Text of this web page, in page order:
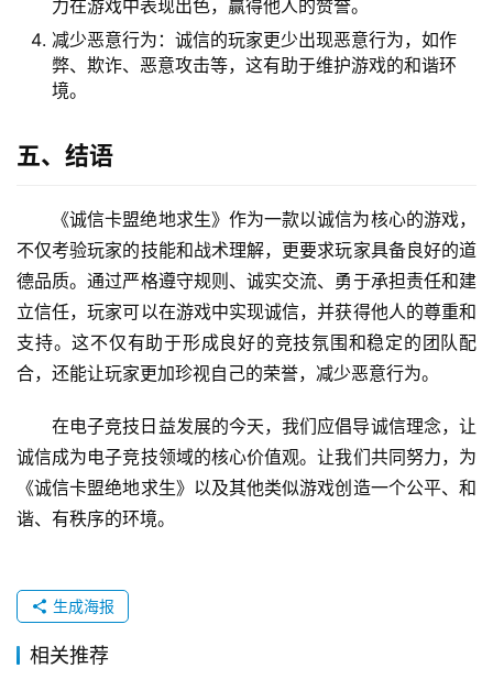
力在游戏中表现出色，赢得他人的赞誉。
减少恶意行为：诚信的玩家更少出现恶意行为，如作
弊、欺诈、恶意攻击等，这有助于维护游戏的和谐环
境。
五、结语
《诚信卡盟绝地求生》作为一款以诚信为核心的游戏，
不仅考验玩家的技能和战术理解，更要求玩家具备良好的道
德品质。通过严格遵守规则、诚实交流、勇于承担责任和建
立信任，玩家可以在游戏中实现诚信，并获得他人的尊重和
支持。这不仅有助于形成良好的竞技氛围和稳定的团队配
合，还能让玩家更加珍视自己的荣誉，减少恶意行为。
在电子竞技日益发展的今天，我们应倡导诚信理念，让
诚信成为电子竞技领域的核心价值观。让我们共同努力，为
《诚信卡盟绝地求生》以及其他类似游戏创造一个公平、和
谐、有秩序的环境。
生成海报
相关推荐